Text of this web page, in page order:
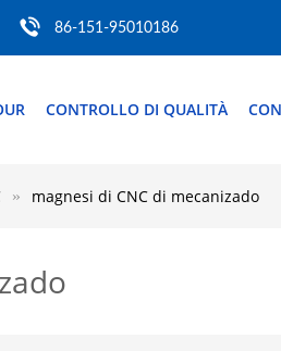
86-151-95010186
CONTROLLO DI QUALITÀ
magnesi di CNC di mecanizado